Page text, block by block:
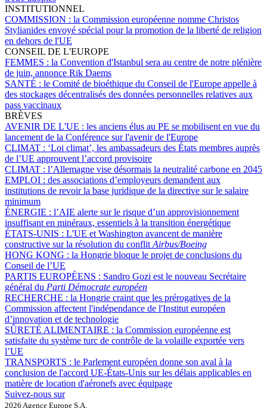
INSTITUTIONNEL
COMMISSION : la Commission européenne nomme Christos
Stylianides envoyé spécial pour la promotion de la liberté de religion
en dehors de l'UE
CONSEIL DE L'EUROPE
FEMMES : la Convention d'Istanbul sera au centre de notre plénière
de juin, annonce Rik Daems
SANTÉ : le Comité de bioéthique du Conseil de l'Europe appelle à
des stockages décentralisés des données personnelles relatives aux
pass vaccinaux
BRÈVES
AVENIR DE L'UE : les anciens élus au PE se mobilisent en vue du
lancement de la Conférence sur l'avenir de l'Europe
CLIMAT : ‘Loi climat’, les ambassadeurs des États membres auprès
de l’UE approuvent l’accord provisoire
CLIMAT : l’Allemagne vise désormais la neutralité carbone en 2045
EMPLOI : des associations d’employeurs demandent aux
institutions de revoir la base juridique de la directive sur le salaire
minimum
ÉNERGIE : l’AIE alerte sur le risque d’un approvisionnement
insuffisant en minéraux, essentiels à la transition énergétique
ÉTATS-UNIS : L'UE et Washington avancent de manière
constructive sur la résolution du conflit Airbus/Boeing
HONG KONG : la Hongrie bloque le projet de conclusions du
Conseil de l’UE
PARTIS EUROPÉENS : Sandro Gozi est le nouveau Secrétaire
général du Parti Démocrate européen
RECHERCHE : la Hongrie craint que les prérogatives de la
Commission affectent l'indépendance de l'Institut européen
d’innovation et de technologie
SÛRETÉ ALIMENTAIRE : la Commission européenne est
satisfaite du système turc de contrôle de la volaille exportée vers
l’UE
TRANSPORTS : le Parlement européen donne son aval à la
conclusion de l'accord UE-États-Unis sur les délais applicables en
matière de location d'aéronefs avec équipage
Suivez-nous sur
2026 Agence Europe S.A.